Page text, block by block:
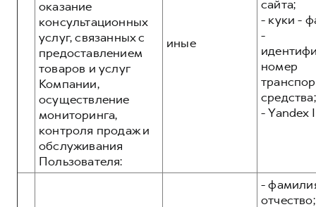
оказание
консультационных
услуг, связанных с
предоставлением
товаров и услуг
Компании,
осуществление
мониторинга,
контроля продаж и
обслуживания
Пользователя:
иные
сайта;
- куки -
-
номер
средства;
- Yandex
-
отчество;